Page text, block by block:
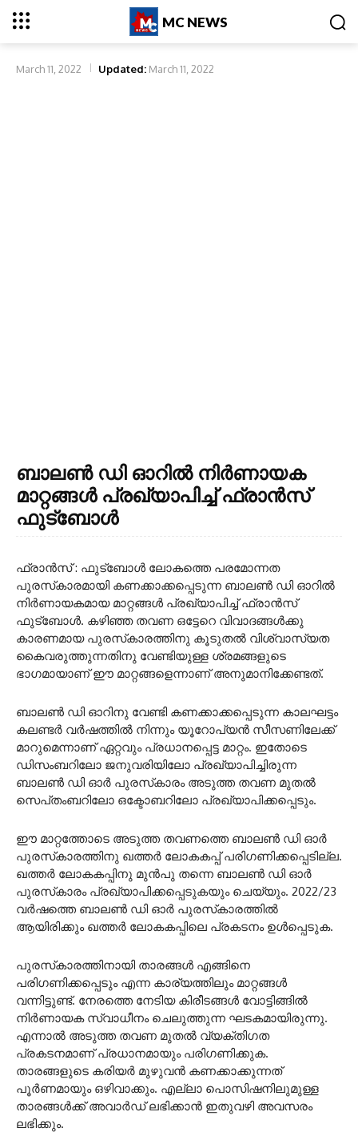
MC NEWS
March 11, 2022 Updated: March 11, 2022
ബാലൺ ഡി ഓറിൽ നിർണായക
മാറ്റങ്ങൾ പ്രഖ്യാപിച്ച് ഫ്രാൻസ്
ഫുട്ബോൾ
ഫ്രാൻസ് : ഫുട്ബോൾ ലോകത്തെ പരമോന്നത
പുരസ്‌കാരമായി കണക്കാക്കപ്പെടുന്ന ബാലൺ ഡി ഓറിൽ
നിർണായകമായ മാറ്റങ്ങൾ പ്രഖ്യാപിച്ച് ഫ്രാൻസ്
ഫുട്ബോൾ. കഴിഞ്ഞ തവണ ഒട്ടേറെ വിവാദങ്ങൾക്കു
കാരണമായ പുരസ്‌കാരത്തിനു കൂടുതൽ വിശ്വാസ്യത
കൈവരുത്തുന്നതിനു വേണ്ടിയുള്ള ശ്രമങ്ങളുടെ
ഭാഗമായാണ് ഈ മാറ്റങ്ങളെന്നാണ് അനുമാനിക്കേണ്ടത്.
ബാലൺ ഡി ഓറിനു വേണ്ടി കണക്കാക്കപ്പെടുന്ന കാലഘട്ടം
കലണ്ടർ വർഷത്തിൽ നിന്നും യൂറോപ്യൻ സീസണിലേക്ക്
മാറുമെന്നാണ് ഏറ്റവും പ്രധാനപ്പെട്ട മാറ്റം. ഇതോടെ
ഡിസംബറിലോ ജനുവരിയിലോ പ്രഖ്യാപിച്ചിരുന്ന
ബാലൺ ഡി ഓർ പുരസ്‌കാരം അടുത്ത തവണ മുതൽ
സെപ്‌തംബറിലോ ഒക്ടോബറിലോ പ്രഖ്യാപിക്കപ്പെടും.
ഈ മാറ്റത്തോടെ അടുത്ത തവണത്തെ ബാലൺ ഡി ഓർ
പുരസ്‌കാരത്തിനു ഖത്തർ ലോകകപ്പ് പരിഗണിക്കപ്പെടില്ല.
ഖത്തർ ലോകകപ്പിനു മുൻപു തന്നെ ബാലൺ ഡി ഓർ
പുരസ്‌കാരം പ്രഖ്യാപിക്കപ്പെടുകയും ചെയ്യും. 2022/23
വർഷത്തെ ബാലൺ ഡി ഓർ പുരസ്‌കാരത്തിൽ
ആയിരിക്കും ഖത്തർ ലോകകപ്പിലെ പ്രകടനം ഉൾപ്പെടുക.
പുരസ്‌കാരത്തിനായി താരങ്ങൾ എങ്ങിനെ
പരിഗണിക്കപ്പെടും എന്ന കാര്യത്തിലും മാറ്റങ്ങൾ
വന്നിട്ടുണ്ട്. നേരത്തെ നേടിയ കിരീടങ്ങൾ വോട്ടിങ്ങിൽ
നിർണായക സ്വാധീനം ചെലുത്തുന്ന ഘടകമായിരുന്നു.
എന്നാൽ അടുത്ത തവണ മുതൽ വ്യക്തിഗത
പ്രകടനമാണ് പ്രധാനമായും പരിഗണിക്കുക.
താരങ്ങളുടെ കരിയർ മുഴുവൻ കണക്കാക്കുന്നത്
പൂർണമായും ഒഴിവാക്കും. എല്ലാ പൊസിഷനിലുമുള്ള
താരങ്ങൾക്ക് അവാർഡ് ലഭിക്കാൻ ഇതുവഴി അവസരം
ലഭിക്കും.